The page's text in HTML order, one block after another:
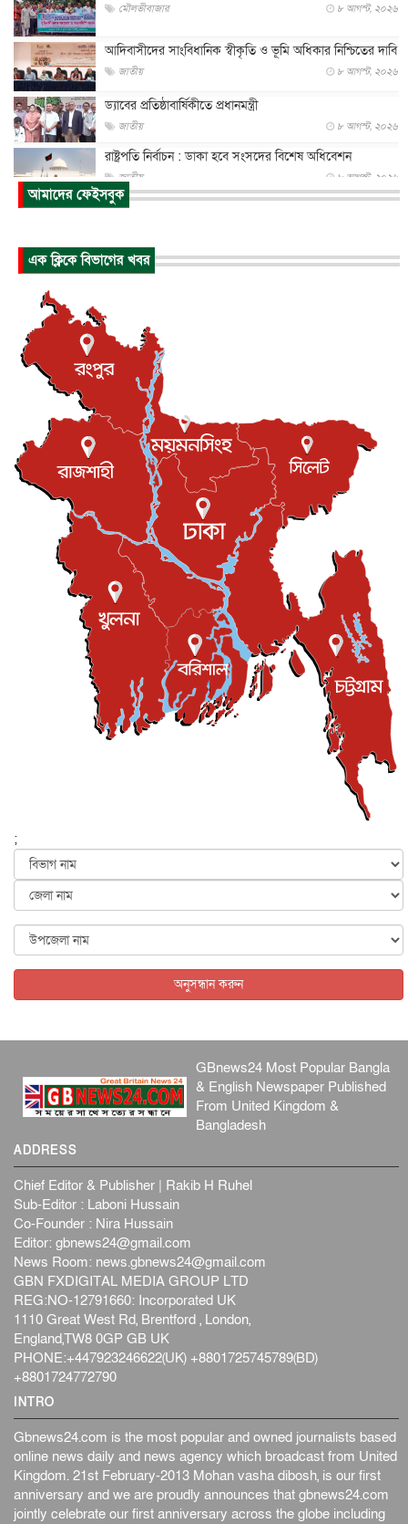
মৌলভীবাজার ৮ আগস্ট, ২০২৬
আদিবাসীদের সাংবিধানিক স্বীকৃতি ও ভূমি অধিকার নিশ্চিতের দাবি
জাতীয় ৮ আগস্ট, ২০২৬
ড্যাবের প্রতিষ্ঠাবার্ষিকীতে প্রধানমন্ত্রী
জাতীয় ৮ আগস্ট, ২০২৬
রাষ্ট্রপতি নির্বাচন : ডাকা হবে সংসদের বিশেষ অধিবেশন
জাতীয় ৮ আগস্ট, ২০২৬
প্রধানমন্ত্রীর সঙ্গে সাক্ষাতে খুদে শিল্পী অনুশ্রী রায়ের স্বপ...
পাকিস্তান-তুরস্কের সঙ্গে প্রতিরক্ষা চুক্তি সৌদি আরবকে কতটা ন...
যুক্তরাজ্যে গ্রুমিং কেলেঙ্কারি : পাকিস্তানির অপরাধে অস্বস্তি...
আন্তর্জাতিক
বিরোধ কাটিয়ে কূটনৈতিক সম্পর্ক পুনঃস্থাপন করছে মেক্সিকো ও
আন্তর্জাতিক
এবার ওটিটিতে মুক্তি পেল ‘মালিক’
বিনোদন ৮ আগস্ট, ২০২৬
রিয়ালকে ‘না’ বলা রদ্রির জন্য বার্সার কাছে কত চাইল ম্যানসিটি
খেলাধুলা
শিল্পকলায় চলচ্চিত্র উৎসব, বিনা মূল্যে দেখা যাবে ৬ সিনেমা
বিনোদন ৮ আগস্ট, ২০২৬
ইস্ট লন্ডন মসজিদের জুমার খুতবা : “কুরআন হোক জীবন দেখার
লেন্স...
ইসলাম ও জীবন ৭ আগস্ট, ২০২৬
সিলেটের কন্যা মোহিনী রশিদ এনওয়াইপিডির উচ্চপদস্থ কর্মকর্তা
দেশজুড়ে ৬ আগস্ট, ২০২৬
আজ থেকে সবার জন্য উন্মুক্ত জুলাই স্মৃতি জাদুঘর
৬ আগস্ট, ২০২৬
৬ আগস্ট, ২০২৬
জুলাইয়ের কৃতিত্ব নেওয়ার জন্য সবাই প্রতিযোগিতায় নেমেছে :
৬ আগস্ট, ২০২৬
৬ আগস্ট, ২০২৬
আমাদের ফেইসবুক
এক ক্লিকে বিভাগের খবর
;
অনুসন্ধান করুন
GBnews24 Most Popular Bangla
& English Newspaper Published
From United Kingdom &
Bangladesh
ADDRESS
Chief Editor & Publisher | Rakib H Ruhel
Sub-Editor : Laboni Hussain
Co-Founder : Nira Hussain
Editor: gbnews24@gmail.com
News Room: news.gbnews24@gmail.com
GBN FXDIGITAL MEDIA GROUP LTD
REG:NO-12791660: Incorporated UK
1110 Great West Rd, Brentford , London,
England,TW8 0GP GB UK
PHONE:+447923246622(UK) +8801725745789(BD)
+8801724772790
INTRO
Gbnews24.com is the most popular and owned journalists based
online news daily and news agency which broadcast from United
Kingdom. 21st February-2013 Mohan vasha dibosh, is our first
anniversary and we are proudly announces that gbnews24.com
jointly celebrate our first anniversary across the globe including